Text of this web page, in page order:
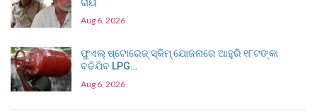
Aug 6, 2026
ଫୁଏଲ୍ ଷ୍ଟୋରେଜ୍ ସ୍କିମ୍ ଯୋଜନାରେ ଆହୁରି ୧୮ଟଙ୍କା
ବଢିଯିବ LPG…
Aug 6, 2026